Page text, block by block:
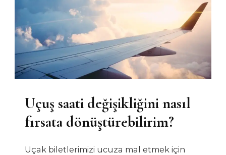
Uçuş saati değişikliğini nasıl
fırsata dönüştürebilirim?
Uçak biletlerimizi ucuza mal etmek için